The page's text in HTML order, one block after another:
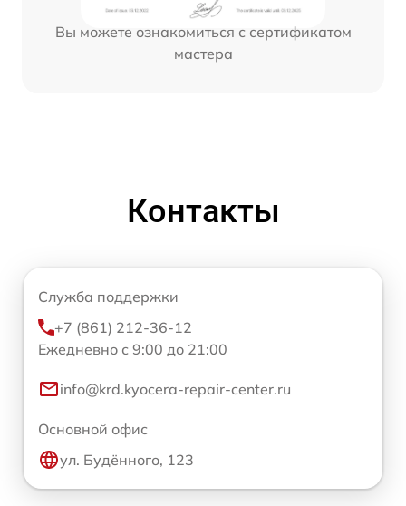
Вы можете ознакомиться с сертификатом
мастера
Контакты
Служба поддержки
+7 (861) 212-36-12
Ежедневно с 9:00 до 21:00
info@krd.kyocera-repair-center.ru
Основной офис
ул. Будённого, 123